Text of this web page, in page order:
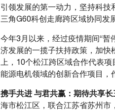
引领发展的第一动力，坚持科技
三角G60科创走廊跨区域协同发
今年3月以来，经过疫情期间“暂
济发展的一揽子扶持政策，加快
上，10个松江跨区域合作代表
能源电机领域的创新合作项目，
携手共进 与君共赢：期待共享长
海市松江区，联合江苏省苏州